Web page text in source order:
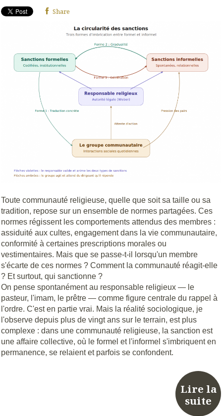
Share
Toute communauté religieuse, quelle que soit sa taille ou sa
tradition, repose sur un ensemble de normes partagées. Ces
normes régissent les comportements attendus des membres :
assiduité aux cultes, engagement dans la vie communautaire,
conformité à certaines prescriptions morales ou
vestimentaires. Mais que se passe-t-il lorsqu'un membre
s'écarte de ces normes ? Comment la communauté réagit-elle
? Et surtout, qui sanctionne ?
On pense spontanément au responsable religieux — le
pasteur, l'imam, le prêtre — comme figure centrale du rappel à
l'ordre. C'est en partie vrai. Mais la réalité sociologique, je
l'observe depuis plus de vingt ans sur le terrain, est plus
complexe : dans une communauté religieuse, la sanction est
une affaire collective, où le formel et l'informel s'imbriquent en
permanence, se relaient et parfois se confondent.
Lire la
suite